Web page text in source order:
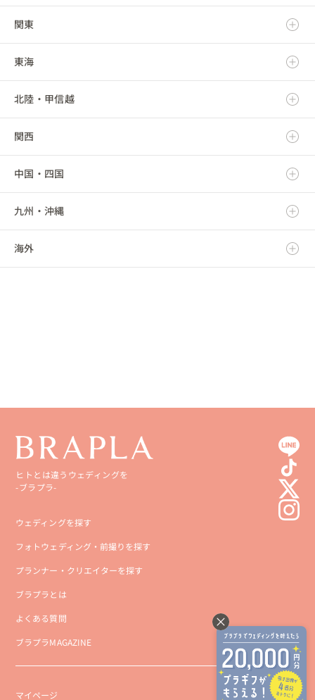
青森県
岩手県
宮城県
秋田県
山形県
福島県
関東
茨城県
栃木県
群馬県
埼玉県
千葉県
東京都
東海
岐阜県
静岡県
愛知県
三重県
北陸・甲信越
新潟県
富山県
石川県
福井県
関西
滋賀県
京都府
大阪府
中国・四国
鳥取県
島根県
香川県
愛媛県
九州・沖縄
福岡県
宮崎県
鹿児島県
海外
ヒトとは違うウェディングを
-ブラプラ-
ウェディングを探す
フォトウェディング・前撮りを探す
プランナー・クリエイターを探す
ブラプラとは
よくある質問
ブラプラMAGAZINE
マイページ